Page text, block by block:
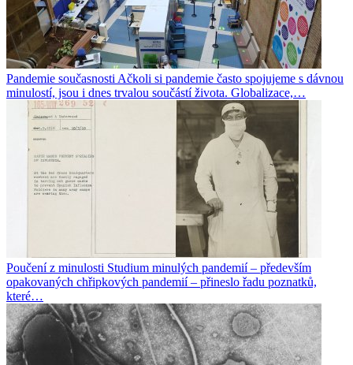
Pandemie současnosti Ačkoli si pandemie často spojujeme s dávnou
minulostí, jsou i dnes trvalou součástí života. Globalizace,…
Poučení z minulosti Studium minulých pandemií – především
opakovaných chřipkových pandemií – přineslo řadu poznatků,
které…